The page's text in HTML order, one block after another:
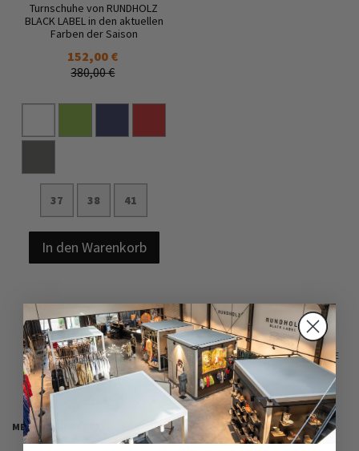
Turnschuhe von RUNDHOLZ
BLACK LABEL in den aktuellen
Farben der Saison
152,00 €
380,00 €
37 38 41
In den Warenkorb
ANZEIGEN PRO SEITE
MEIN WUNSCHZETTEL